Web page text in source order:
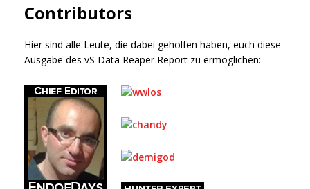
Contributors
Hier sind alle Leute, die dabei geholfen haben, euch diese
Ausgabe des vS Data Reaper Report zu ermöglichen: